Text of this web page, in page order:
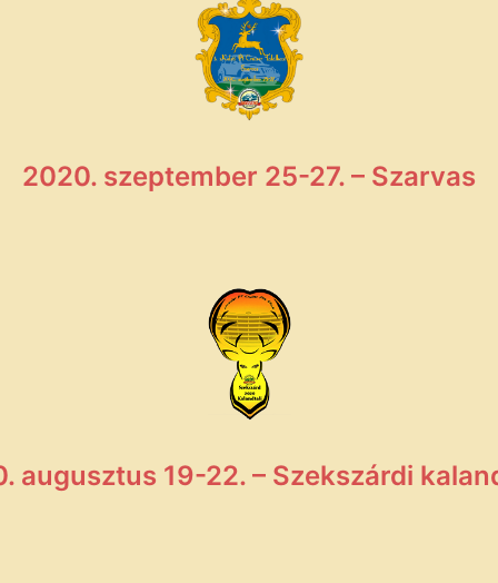
2020. szeptember 25-27. – Szarvas
augusztus 19-22. – Szekszárdi